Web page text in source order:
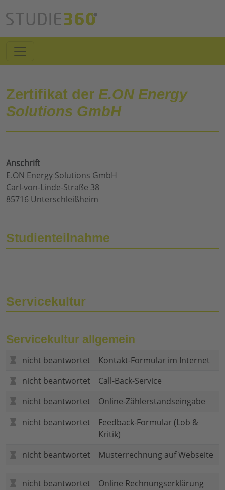
Zertifikat der E.ON Energy
Solutions GmbH
Anschrift
E.ON Energy Solutions GmbH
Carl-von-Linde-Straße 38
85716 Unterschleißheim
Studienteilnahme
Servicekultur
Servicekultur allgemein
nicht beantwortet
Kontakt-Formular im Internet
nicht beantwortet
Call-Back-Service
nicht beantwortet
Online-Zählerstandseingabe
nicht beantwortet
Feedback-Formular (Lob &
Kritik)
nicht beantwortet
Musterrechnung auf Webseite
nicht beantwortet
Online Rechnungserklärung